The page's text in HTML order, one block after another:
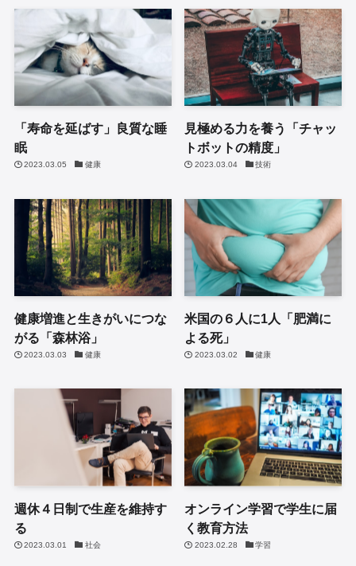
「寿命を延ばす」良質な睡
眠
2023.03.05 健康
見極める力を養う「チャッ
トボットの精度」
2023.03.04 技術
健康増進と生きがいにつな
がる「森林浴」
2023.03.03 健康
米国の６人に1人「肥満に
よる死」
2023.03.02 健康
週休４日制で生産を維持す
る
2023.03.01 社会
オンライン学習で学生に届
く教育方法
2023.02.28 学習